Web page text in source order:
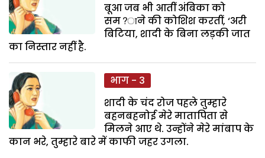
बूआ जब भी आतीं अंबिका को
सम?ाने की कोशिश करतीं, ‘अरी
बिटिया, शादी के बिना लड़की जात
का निस्तार नहीं है.
भाग - 3
शादी के चंद रोज पहले तुम्हारे
बहनबहनोई मेरे मातापिता से
मिलने आए थे. उन्होंने मेरे मांबाप के
कान भरे, तुम्हारे बारे में काफी जहर उगला.